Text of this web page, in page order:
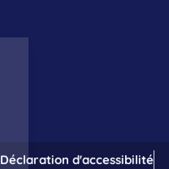
Déclaration d'accessibilité